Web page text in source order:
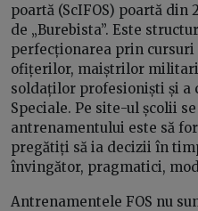
poartă (ScIFOS) poartă
de „Burebista”. Este
perfecționarea prin
ofițerilor, maiștrilor
soldaților profesioniști și a
Speciale. Pe site-ul școlii
antrenamentului este să
pregătiți să ia decizii în
învingător, pragmatici,
Antrenamentele FOS nu